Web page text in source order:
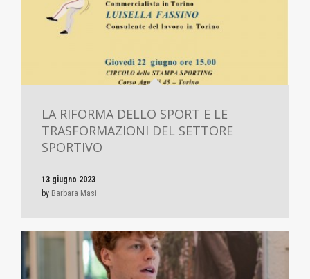
LA RIFORMA DELLO SPORT E LE
TRASFORMAZIONI DEL SETTORE
SPORTIVO
13 giugno 2023
by Barbara Masi